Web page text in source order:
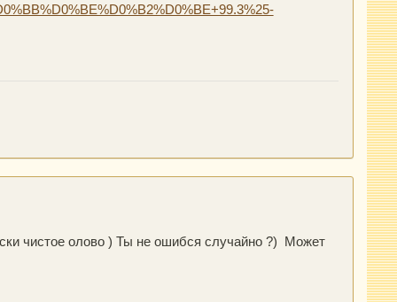
чистое олово ) Ты не ошибся случайно ?) Может